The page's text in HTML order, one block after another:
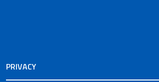
PRIVACY